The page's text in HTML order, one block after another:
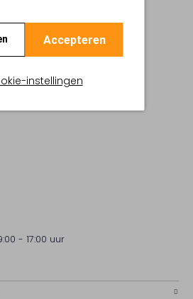
Accepteren
instellingen
Gioielli
- 17:00 uur